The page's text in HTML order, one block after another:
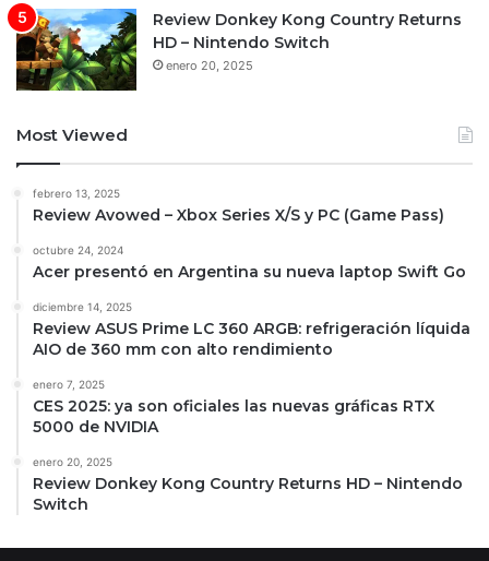
Review Donkey Kong Country Returns
HD – Nintendo Switch
enero 20, 2025
Most Viewed
febrero 13, 2025
Review Avowed – Xbox Series X/S y PC (Game Pass)
octubre 24, 2024
Acer presentó en Argentina su nueva laptop Swift Go
diciembre 14, 2025
Review ASUS Prime LC 360 ARGB: refrigeración líquida
AIO de 360 mm con alto rendimiento
enero 7, 2025
CES 2025: ya son oficiales las nuevas gráficas RTX
5000 de NVIDIA
enero 20, 2025
Review Donkey Kong Country Returns HD – Nintendo
Switch